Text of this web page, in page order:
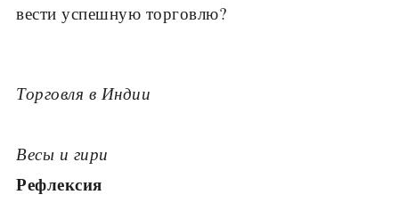
вести успешную торговлю?
Торговля в Индии
Весы и гири
Рефлексия